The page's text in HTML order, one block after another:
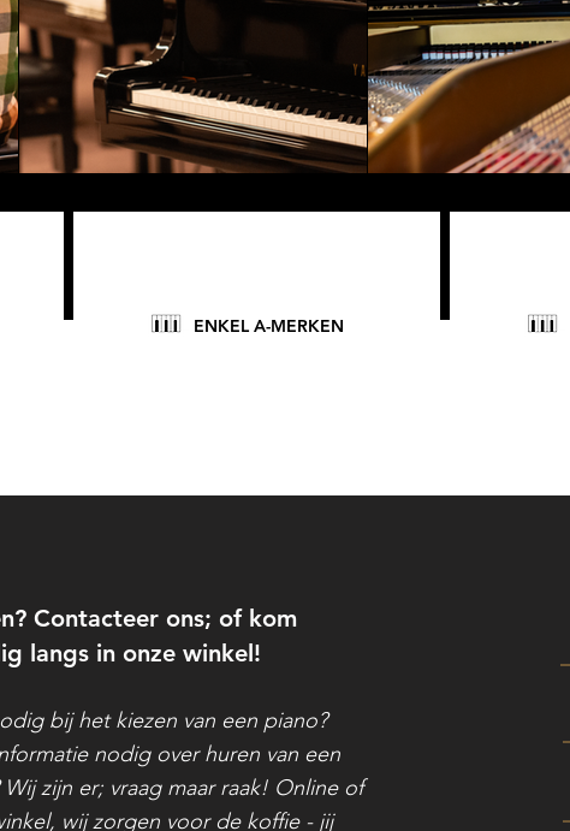
Contacteer ons; of kom
langs in onze winkel!
bij het kiezen van een piano?
nodig over huren van een
Wij zijn er; vraag maar raak! Online of
wij zorgen voor de koffie - jij
ENKEL A-MERKEN